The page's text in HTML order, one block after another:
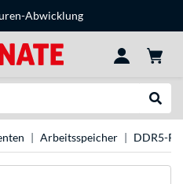
Abwicklung
Arbeitsspeicher DDR5-